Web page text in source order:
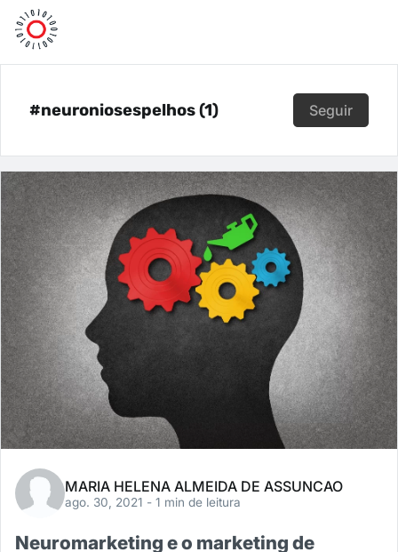
#neuroniosespelhos (1) Seguir
MARIA HELENA ALMEIDA DE ASSUNCAO
ago. 30, 2021 - 1 min de leitura
Neuromarketing e o marketing de